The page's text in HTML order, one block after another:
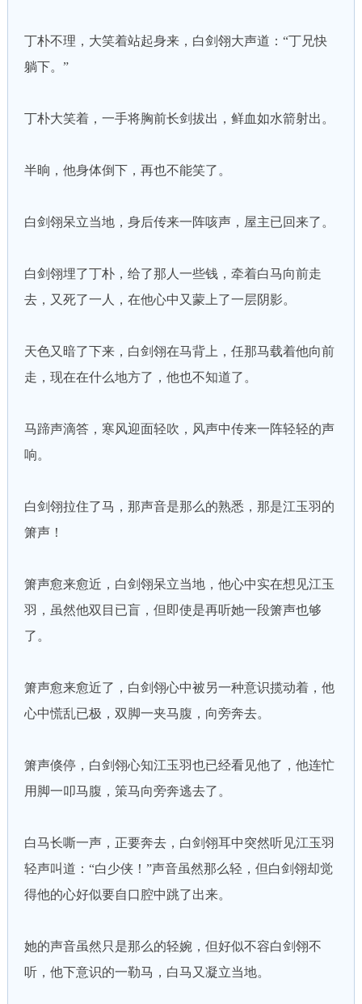
丁朴不理，大笑着站起身来，白剑翎大声道：“丁兄快
躺下。”
丁朴大笑着，一手将胸前长剑拔出，鲜血如水箭射出。
半晌，他身体倒下，再也不能笑了。
白剑翎呆立当地，身后传来一阵咳声，屋主已回来了。
白剑翎埋了丁朴，给了那人一些钱，牵着白马向前走
去，又死了一人，在他心中又蒙上了一层阴影。
天色又暗了下来，白剑翎在马背上，任那马载着他向前
走，现在在什么地方了，他也不知道了。
马蹄声滴答，寒风迎面轻吹，风声中传来一阵轻轻的声
响。
白剑翎拉住了马，那声音是那么的熟悉，那是江玉羽的
箫声！
箫声愈来愈近，白剑翎呆立当地，他心中实在想见江玉
羽，虽然他双目已盲，但即使是再听她一段箫声也够
了。
箫声愈来愈近了，白剑翎心中被另一种意识揽动着，他
心中慌乱已极，双脚一夹马腹，向旁奔去。
箫声倏停，白剑翎心知江玉羽也已经看见他了，他连忙
用脚一叩马腹，策马向旁奔逃去了。
白马长嘶一声，正要奔去，白剑翎耳中突然听见江玉羽
轻声叫道：“白少侠！”声音虽然那么轻，但白剑翎却觉
得他的心好似要自口腔中跳了出来。
她的声音虽然只是那么的轻婉，但好似不容白剑翎不
听，他下意识的一勒马，白马又凝立当地。